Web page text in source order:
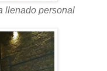
llenado personal